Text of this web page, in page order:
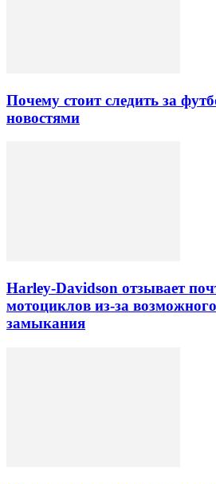
Почему стоит следить за
новостями
Harley-Davidson отзывает
мотоциклов из-за
замыкания